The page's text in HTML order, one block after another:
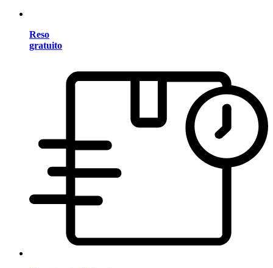
Reso
gratuito